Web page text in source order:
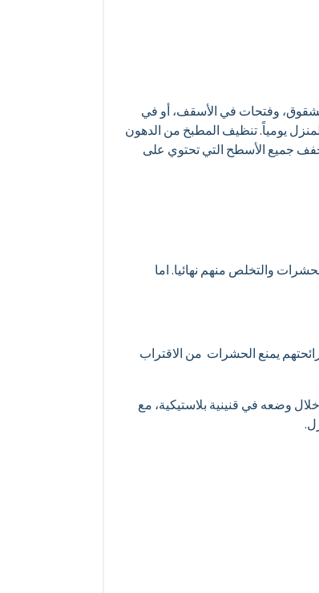
وفتحات في الأسقف، أو في
يومياً. تنظيف المطبخ من الدهون
جميع الأسطح التي تحتوي على
والتخلص منهم نهائيا. اما
يمنع الحشرات من الاقتراب
وضعه في قنينية بلاستيكية، مع